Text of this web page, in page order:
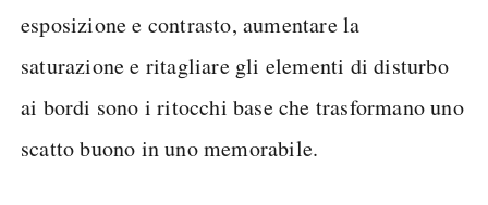
esposizione e contrasto, aumentare la
saturazione e ritagliare gli elementi di disturbo
ai bordi sono i ritocchi base che trasformano uno
scatto buono in uno memorabile.